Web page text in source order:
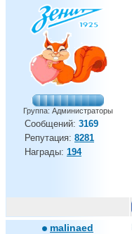
Группа: Администраторы
Сообщений: 3169
Репутация: 8281
Награды: 194
malinaed